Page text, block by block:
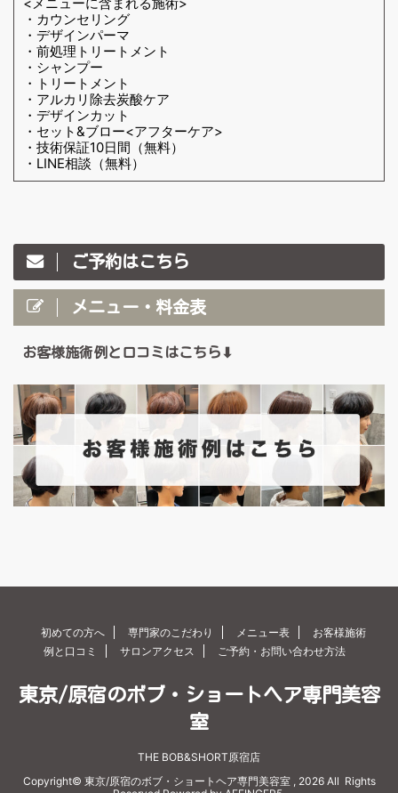
・カウンセリング
・デザインパーマ
・前処理トリートメント
・シャンプー
・トリートメント
・アルカリ除去炭酸ケア
・デザインカット
・セット&ブロー<アフターケア>
・技術保証10日間（無料）
・LINE相談（無料）
ご予約はこちら
メニュー・料金表
お客様施術例と口コミはこちら⬇︎
初めての方へ 専門家のこだわり メニュー表
お客様施術
例と口コミ
サロンアクセス ご予約・お問い合わせ方法
東京/原宿のボブ・ショートヘア専門美容
室
THE BOB&SHORT原宿店
Copyright© 東京/原宿のボブ・ショートヘア専門美容室 , 2026 All Rights